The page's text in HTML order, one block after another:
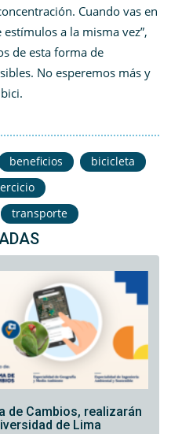
Cuando vas en
a la misma vez”,
de esta forma de
No esperemos más y
beneficios
bicicleta
transporte
de Cambios, realizarán
de Lima